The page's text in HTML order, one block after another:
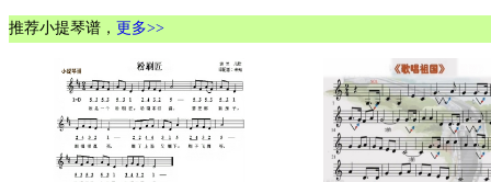
推荐小提琴谱， 更多>>